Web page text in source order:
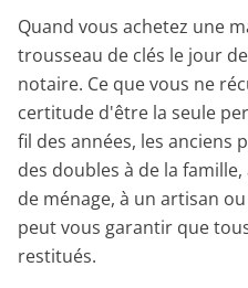
Quand vous achetez une
trousseau de clés le jour
notaire. Ce que vous ne
certitude d'être la seule
fil des années, les
des doubles à de la
de ménage, à un artisan
peut vous garantir que
restitués.